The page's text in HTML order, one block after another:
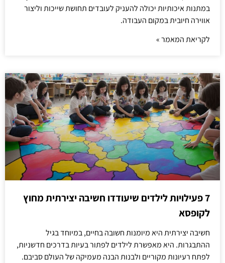
במתנות איכותיות יכולה להעניק לעובדים תחושת שייכות וליצור
אווירה חיובית במקום העבודה.
לקריאת המאמר »
7 פעילויות לילדים שיעודדו חשיבה יצירתית מחוץ
לקופסא
חשיבה יצירתית היא מיומנות חשובה בחיים, במיוחד בגיל
ההתבגרות. היא מאפשרת לילדים לפתור בעיות בדרכים חדשניות,
לפתח רעיונות מקוריים ולבנות הבנה מעמיקה של העולם סביבם.